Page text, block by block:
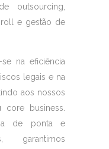
outsourcing,
e gestão de
na eficiência
legais e na
aos nossos
business.
de ponta e
garantimos